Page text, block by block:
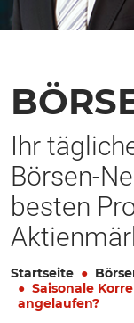
Ihr
Börsen-
besten
Startseite
Saisonale
angelaufen?